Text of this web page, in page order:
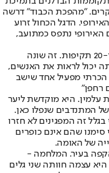
קרים. "מהפכת הכבוד" דרשה
הדגל הכחול זרוע
האירופי נתפס כמתועב,
ציקלופ, מפעיל רחפנים: "בלילה אתה מבצע 20-15 תקיפות. זה שונה
יכול לראות את האנשים,
הכרתי מפעיל אחד שישב
רחפן"
עלמין. היא מוקדשת ליער
של המתנדבים שנפלו כאן.
זה המפגינים לא חזרו
שהם אינם כופרים
של האומה.
בעיר. המלחמה -
עצמה חוותה שני גלים